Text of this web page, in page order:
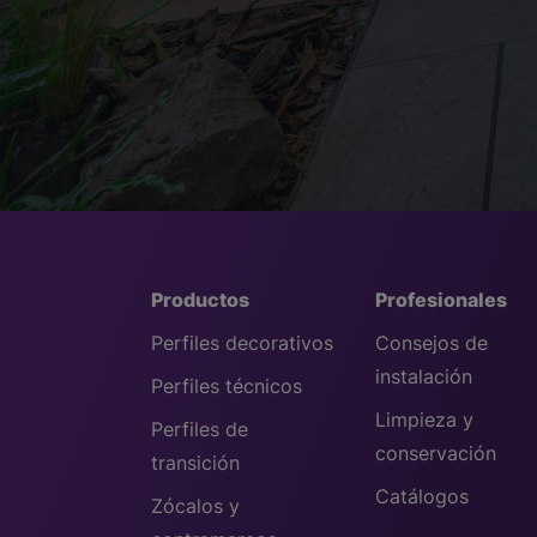
Productos
Perfiles decorativos
Perfiles técnicos
Perfiles de
transición
Zócalos y
Profesionales
Consejos de
instalación
Limpieza y
conservación
Catálogos